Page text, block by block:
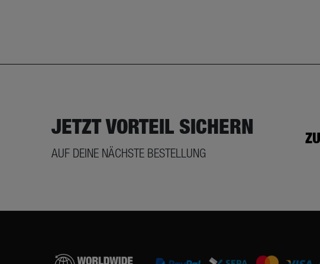
JETZT VORTEIL SICHERN
AUF DEINE NÄCHSTE BESTELLUNG